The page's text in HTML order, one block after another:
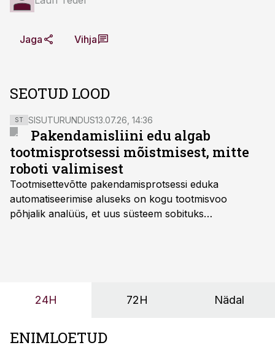
Jaga Vihja
SEOTUD LOOD
ST SISUTURUNDUS13.07.26, 14:36
Pakendamisliini edu algab
tootmisprotsessi mõistmisest, mitte
roboti valimisest
Tootmisettevõtte pakendamisprotsessi eduka
automatiseerimise aluseks on kogu tootmisvoo
põhjalik analüüs, et uus süsteem sobituks
OÜ tegevjuht Sander Mitendorf.
24H 72H Nädal
ENIMLOETUD